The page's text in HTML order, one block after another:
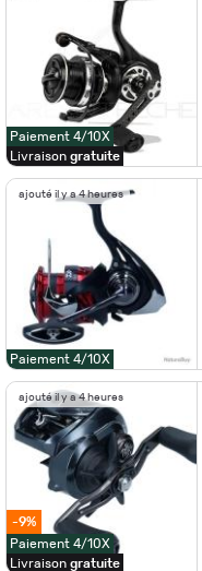
Paiement 4/10X
Livraison gratuite
ajouté il y a 4 heures
Paiement 4/10X
ajouté il y a 4 heures
-9%
Paiement 4/10X
Livraison gratuite